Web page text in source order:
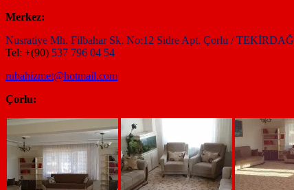
Merkez:
Nusratiye Mh. Filbahar Sk. No:12 Sidre Apt. Çorlu / TEKİRDAĞ
Tel: +(90) 537 796 04 54
rubahizmet@hotmail.com
Çorlu: